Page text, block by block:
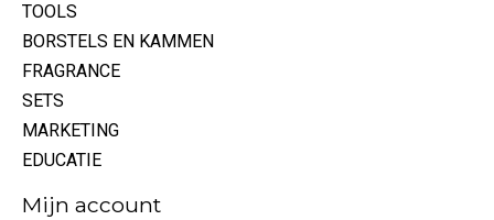
TOOLS
BORSTELS EN KAMMEN
FRAGRANCE
SETS
MARKETING
EDUCATIE
Mijn account